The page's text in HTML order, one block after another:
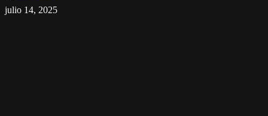
julio 14, 2025